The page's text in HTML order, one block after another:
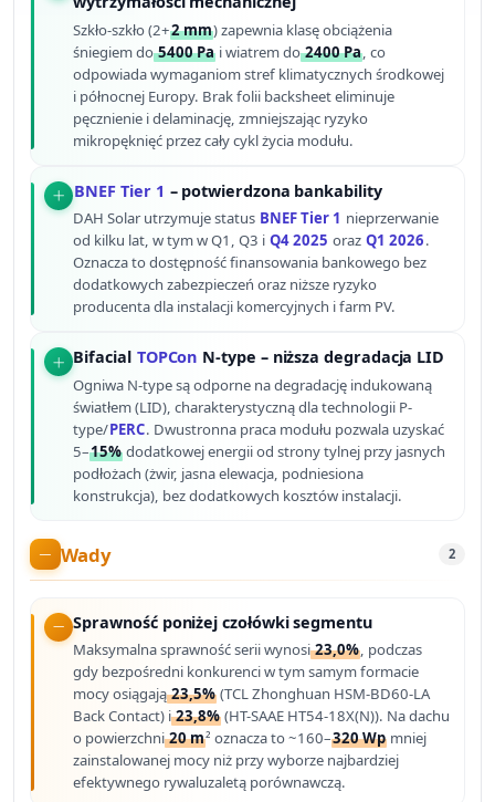
Szkło-szkło (2+2 mm) zapewnia klasę obciążenia
śniegiem do5400 Pa i wiatrem do2400 Pa, co
odpowiada wymaganiom stref klimatycznych środkowej
i północnej Europy. Brak folii backsheet eliminuje
pęcznienie i delaminację, zmniejszając ryzyko
mikropęknięć przez cały cykl życia modułu.
BNEF Tier 1 – potwierdzona bankability
DAH Solar utrzymuje status BNEF Tier 1 nieprzerwanie
od kilku lat, w tym w Q1, Q3 i Q4 2025 oraz Q1 2026.
Oznacza to dostępność finansowania bankowego bez
dodatkowych zabezpieczeń oraz niższe ryzyko
producenta dla instalacji komercyjnych i farm PV.
Bifacial TOPCon N-type – niższa degradacja LID
Ogniwa N-type są odporne na degradację indukowaną
światłem (LID), charakterystyczną dla technologii P-
type/PERC. Dwustronna praca modułu pozwala uzyskać
5–15% dodatkowej energii od strony tylnej przy jasnych
podłożach (żwir, jasna elewacja, podniesiona
konstrukcja), bez dodatkowych kosztów instalacji.
Wady 2
Sprawność poniżej czołówki segmentu
Maksymalna sprawność serii wynosi23,0%, podczas
gdy bezpośredni konkurenci w tym samym formacie
mocy osiągają23,5% (TCL Zhonghuan HSM-BD60-LA
Back Contact) i23,8% (HT-SAAE HT54-18X(N)). Na dachu
o powierzchni20 m² oznacza to ~160–320 Wp mniej
zainstalowanej mocy niż przy wyborze najbardziej
efektywnego rywaluzaletą porównawczą.